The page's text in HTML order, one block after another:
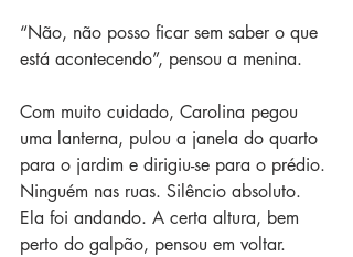
“Não, não posso ficar sem saber o que
está acontecendo”, pensou a menina.
Com muito cuidado, Carolina pegou
uma lanterna, pulou a janela do quarto
para o jardim e dirigiu-se para o prédio.
Ninguém nas ruas. Silêncio absoluto.
Ela foi andando. A certa altura, bem
perto do galpão, pensou em voltar.